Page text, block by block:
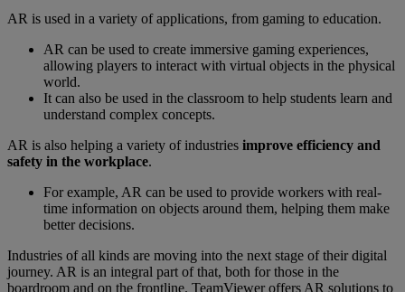
AR is used in a variety of applications, from gaming to education.
AR can be used to create immersive gaming experiences,
allowing players to interact with virtual objects in the physical
world.
It can also be used in the classroom to help students learn and
understand complex concepts.
AR is also helping a variety of industries improve efficiency and
safety in the workplace.
For example, AR can be used to provide workers with real-
time information on objects around them, helping them make
better decisions.
Industries of all kinds are moving into the next stage of their digital
journey. AR is an integral part of that, both for those in the
boardroom and on the frontline. TeamViewer offers AR solutions to